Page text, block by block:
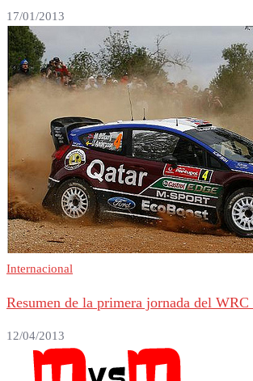
17/01/2013
Internacional
Resumen de la primera jornada del
12/04/2013